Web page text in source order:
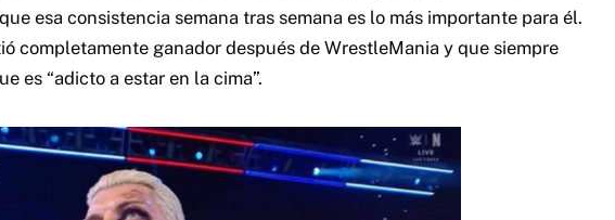
esa consistencia semana tras semana es lo más importante para él.
completamente ganador después de WrestleMania y que siempre
es “adicto a estar en la cima”.